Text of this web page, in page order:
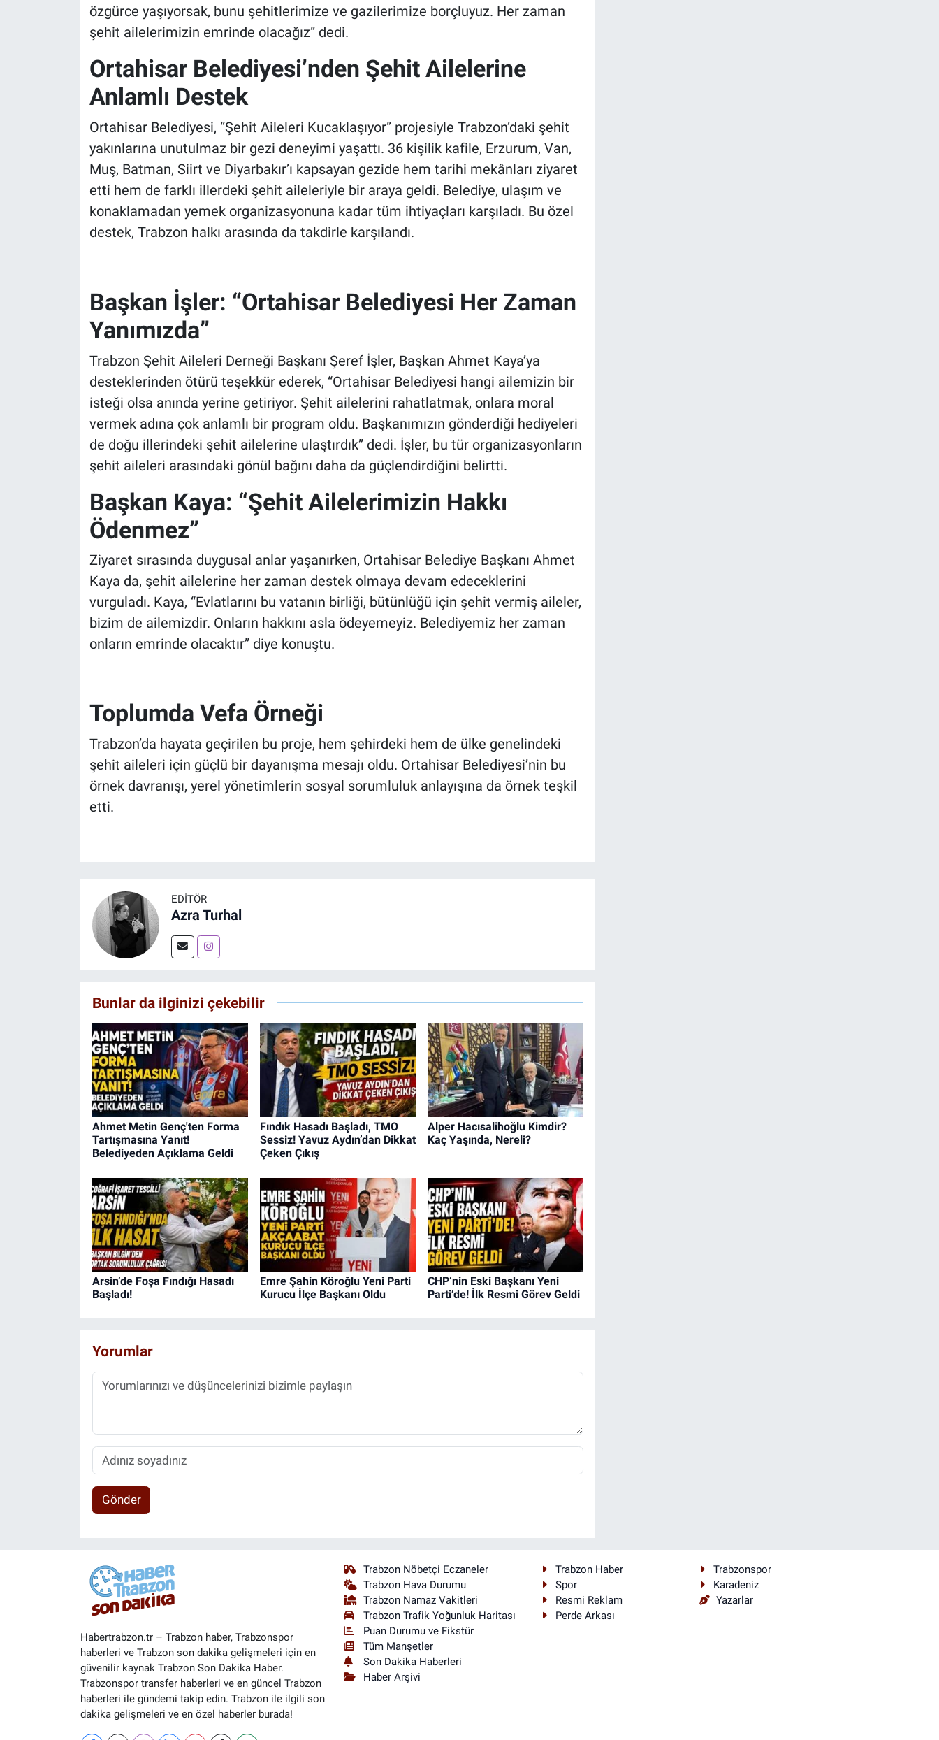
özgürce yaşıyorsak, bunu şehitlerimize ve gazilerimize borçluyuz. Her zaman
şehit ailelerimizin emrinde olacağız” dedi.
Ortahisar Belediyesi’nden Şehit Ailelerine
Anlamlı Destek
Ortahisar Belediyesi, “Şehit Aileleri Kucaklaşıyor” projesiyle Trabzon’daki şehit
yakınlarına unutulmaz bir gezi deneyimi yaşattı. 36 kişilik kafile, Erzurum, Van,
Muş, Batman, Siirt ve Diyarbakır’ı kapsayan gezide hem tarihi mekânları ziyaret
etti hem de farklı illerdeki şehit aileleriyle bir araya geldi. Belediye, ulaşım ve
konaklamadan yemek organizasyonuna kadar tüm ihtiyaçları karşıladı. Bu özel
destek, Trabzon halkı arasında da takdirle karşılandı.
Başkan İşler: “Ortahisar Belediyesi Her Zaman
Yanımızda”
Trabzon Şehit Aileleri Derneği Başkanı Şeref İşler, Başkan Ahmet Kaya’ya
desteklerinden ötürü teşekkür ederek, “Ortahisar Belediyesi hangi ailemizin bir
isteği olsa anında yerine getiriyor. Şehit ailelerini rahatlatmak, onlara moral
vermek adına çok anlamlı bir program oldu. Başkanımızın gönderdiği hediyeleri
de doğu illerindeki şehit ailelerine ulaştırdık” dedi. İşler, bu tür organizasyonların
şehit aileleri arasındaki gönül bağını daha da güçlendirdiğini belirtti.
Başkan Kaya: “Şehit Ailelerimizin Hakkı
Ödenmez”
Ziyaret sırasında duygusal anlar yaşanırken, Ortahisar Belediye Başkanı Ahmet
Kaya da, şehit ailelerine her zaman destek olmaya devam edeceklerini
vurguladı. Kaya, “Evlatlarını bu vatanın birliği, bütünlüğü için şehit vermiş aileler,
bizim de ailemizdir. Onların hakkını asla ödeyemeyiz. Belediyemiz her zaman
onların emrinde olacaktır” diye konuştu.
Toplumda Vefa Örneği
Trabzon’da hayata geçirilen bu proje, hem şehirdeki hem de ülke genelindeki
şehit aileleri için güçlü bir dayanışma mesajı oldu. Ortahisar Belediyesi’nin bu
örnek davranışı, yerel yönetimlerin sosyal sorumluluk anlayışına da örnek teşkil
etti.
EDITÖR
Azra Turhal
Bunlar da ilginizi çekebilir
Ahmet Metin Genç'ten Forma
Tartışmasına Yanıt!
Belediyeden Açıklama Geldi
Fındık Hasadı Başladı, TMO
Sessiz! Yavuz Aydın’dan Dikkat
Çeken Çıkış
Alper Hacısalihoğlu Kimdir?
Kaç Yaşında, Nereli?
Arsin’de Foşa Fındığı Hasadı
Başladı!
Emre Şahin Köroğlu Yeni Parti
Kurucu İlçe Başkanı Oldu
CHP’nin Eski Başkanı Yeni
Parti’de! İlk Resmi Görev Geldi
Yorumlar
Gönder
Habertrabzon.tr – Trabzon haber, Trabzonspor
haberleri ve Trabzon son dakika gelişmeleri için en
güvenilir kaynak Trabzon Son Dakika Haber.
Trabzonspor transfer haberleri ve en güncel Trabzon
haberleri ile gündemi takip edin. Trabzon ile ilgili son
dakika gelişmeleri ve en özel haberler burada!
Trabzon Nöbetçi Eczaneler
Trabzon Hava Durumu
Trabzon Namaz Vakitleri
Trabzon Trafik Yoğunluk Haritası
Puan Durumu ve Fikstür
Tüm Manşetler
Son Dakika Haberleri
Haber Arşivi
Trabzon Haber
Trabzonspor
Spor
Karadeniz
Resmi Reklam
Yazarlar
Perde Arkası